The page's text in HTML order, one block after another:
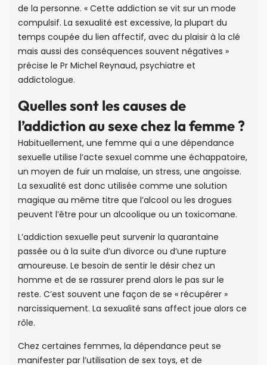
de la personne. « Cette addiction se vit sur un mode
compulsif. La sexualité est excessive, la plupart du
temps coupée du lien affectif, avec du plaisir à la clé
mais aussi des conséquences souvent négatives »
précise le Pr Michel Reynaud, psychiatre et
addictologue.
Quelles sont les causes de
l’addiction au sexe chez la femme ?
Habituellement, une femme qui a une dépendance
sexuelle utilise l’acte sexuel comme une échappatoire,
un moyen de fuir un malaise, un stress, une angoisse.
La sexualité est donc utilisée comme une solution
magique au même titre que l’alcool ou les drogues
peuvent l’être pour un alcoolique ou un toxicomane.
L’addiction sexuelle peut survenir la quarantaine
passée ou à la suite d’un divorce ou d’une rupture
amoureuse. Le besoin de sentir le désir chez un
homme et de se rassurer prend alors le pas sur le
reste. C’est souvent une façon de se « récupérer »
narcissiquement. La sexualité sans affect joue alors ce
rôle.
Chez certaines femmes, la dépendance peut se
manifester par l’utilisation de sex toys, et de